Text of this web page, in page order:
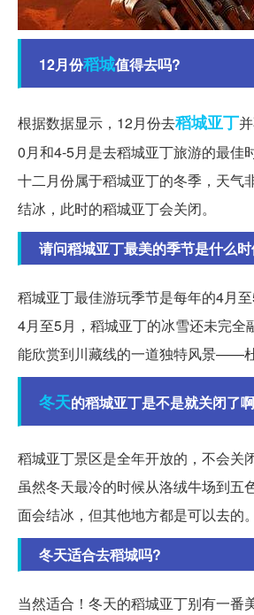
12月份稻城值得去吗?
根据数据显示，12月份去稻城亚丁
0月和4-5月是去稻城亚丁旅游的最佳时
十二月份属于稻城亚丁的冬季，天气
结冰，此时的稻城亚丁会关闭。
请问稻城亚丁最美的季节是什么
稻城亚丁最佳游玩季节是每年的4月至
4月至5月，稻城亚丁的冰雪还未完全
能欣赏到川藏线的一道独特风景——杜
冬天的稻城亚丁是不是就关闭了
稻城亚丁景区是全年开放的，不会关闭
虽然冬天最冷的时候从洛绒牛场到五
面会结冰，但其他地方都是可以去的。
冬天适合去稻城吗?
当然适合！冬天的稻城亚丁别有一番